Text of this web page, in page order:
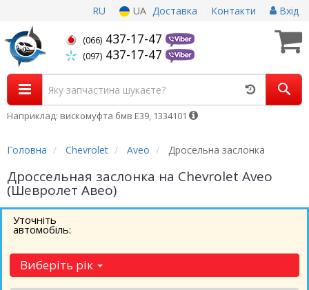
RU UA Доставка Контакти Вхід
(066) 437-17-47
(097) 437-17-47
Наприклад: вискомуфта бмв Е39, 1334101
Головна Chevrolet Aveo Дросельна заслонка
Дроссельная заслонка на Chevrolet Aveo
(Шевролет Авео)
Уточніть
автомобіль:
Виберіть рік